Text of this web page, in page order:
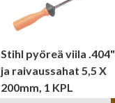
Stihl pyöreä viila .404"
ja raivaussahat 5,5 X
200mm, 1 KPL